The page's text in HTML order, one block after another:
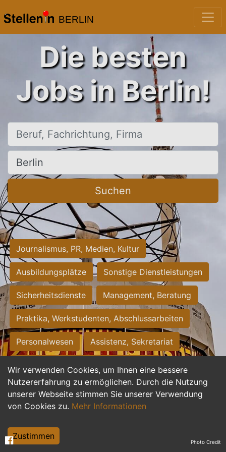
BERLIN
Wir verwenden Cookies, um Ihnen eine bessere
Nutzererfahrung zu ermöglichen. Durch die Nutzung
unserer Webseite stimmen Sie unserer Verwendung
von Cookies zu. Mehr Informationen
Zustimmen
Die besten
Jobs in Berlin!
Beruf, Fachrichtung, Firma
Ort, Stadt
Suchen
Journalismus, PR, Medien, Kultur
Ausbildungsplätze Sonstige Dienstleistungen
Sicherheitsdienste Management, Beratung
Praktika, Werkstudenten, Abschlussarbeiten
Personalwesen Assistenz, Sekretariat
Hilfskräfte, Aushilfs- und Nebenjobs
Einkauf, Logistik, Materialwirtschaft
Weiterbildung, Studium, duale Ausbildung
Tourismus
Photo Credit